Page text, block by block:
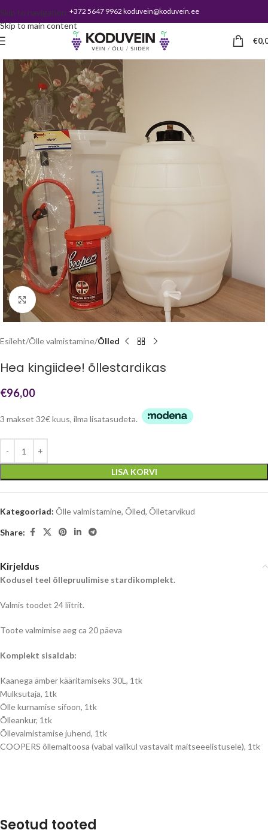
Skip to navigation
Skip to main content
+372 5647 9962 koduvein@koduvein.ee
€
Click to enlarge
Esileht Õlle valmistamine Õlled
Hea kingiidee! õllestardikas
€96,00
3 makset 32€ kuus, ilma lisatasudeta.
LISA KORVI
Kategooriad: Õlle valmistamine, Õlled, Õlletarvikud
Share:
Kirjeldus
Kodusel teel õllepruulimise stardikomplekt.
Valmis toodet 24 liitrit.
Toote valmimise aeg ca 20 päeva
Komplekt sisaldab:
Kaanega ämber kääritamiseks 30L, 1tk
Mulksutaja, 1tk
Õlle kurnamise sifoon, 1tk
Õlleankur, 1tk
Õllevalmistamise juhend, 1tk
COOPERS õllemaltoosa (vabal valikul vastavalt maitseeelistusele), 1tk
Seotud tooted